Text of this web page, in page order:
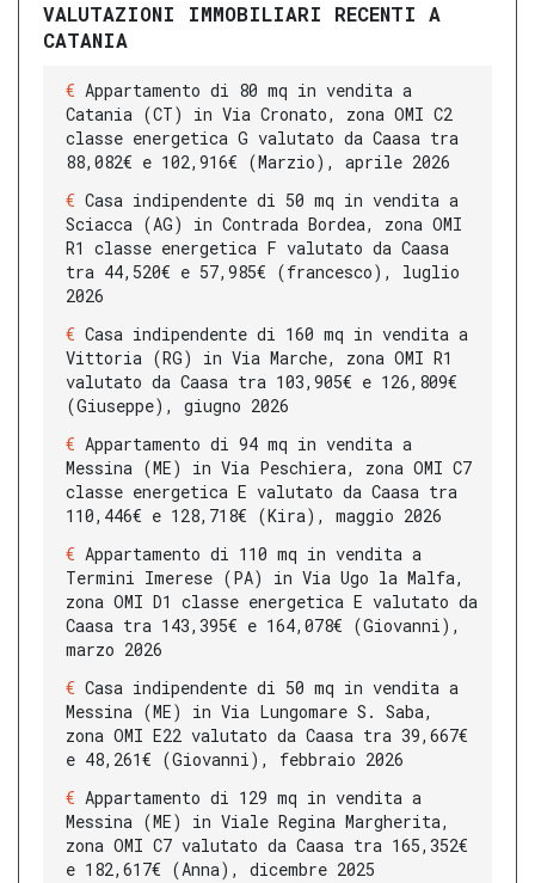
VALUTAZIONI IMMOBILIARI RECENTI A
CATANIA
Appartamento di 80 mq in vendita a
Catania (CT) in Via Cronato, zona OMI C2
classe energetica G valutato da Caasa tra
88,082€ e 102,916€ (Marzio), aprile 2026
Casa indipendente di 50 mq in vendita a
Sciacca (AG) in Contrada Bordea, zona OMI
R1 classe energetica F valutato da Caasa
tra 44,520€ e 57,985€ (francesco), luglio
2026
Casa indipendente di 160 mq in vendita a
Vittoria (RG) in Via Marche, zona OMI R1
valutato da Caasa tra 103,905€ e 126,809€
(Giuseppe), giugno 2026
Appartamento di 94 mq in vendita a
Messina (ME) in Via Peschiera, zona OMI C7
classe energetica E valutato da Caasa tra
110,446€ e 128,718€ (Kira), maggio 2026
Appartamento di 110 mq in vendita a
Termini Imerese (PA) in Via Ugo la Malfa,
zona OMI D1 classe energetica E valutato da
Caasa tra 143,395€ e 164,078€ (Giovanni),
marzo 2026
Casa indipendente di 50 mq in vendita a
Messina (ME) in Via Lungomare S. Saba,
zona OMI E22 valutato da Caasa tra 39,667€
e 48,261€ (Giovanni), febbraio 2026
Appartamento di 129 mq in vendita a
Messina (ME) in Viale Regina Margherita,
zona OMI C7 valutato da Caasa tra 165,352€
e 182,617€ (Anna), dicembre 2025